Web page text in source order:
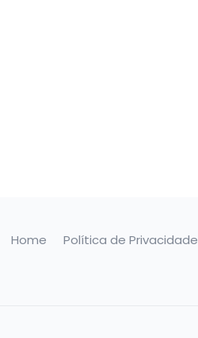
Home Política de Privacidade